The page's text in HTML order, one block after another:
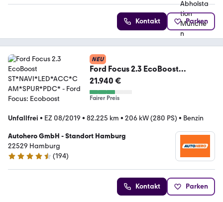
Kontakt Parken
NEU
Ford Focus 2.3 EcoBoost
ST*NAVI*LED*ACC*CAM*SPUR*P
DC*
21.940 €
Fairer Preis
Unfallfrei • EZ 08/2019 • 82.225 km • 206 kW (280 PS) • Benzin
Autohero GmbH - Standort Hamburg
22529 Hamburg
4.6 Sterne
(194)
Kontakt Parken